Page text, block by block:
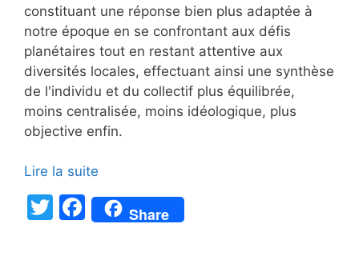
constituant une réponse bien plus adaptée à
notre époque en se confrontant aux défis
planétaires tout en restant attentive aux
diversités locales, effectuant ainsi une synthèse
de l'individu et du collectif plus équilibrée,
moins centralisée, moins idéologique, plus
objective enfin.
Lire la suite
T
F
a
Share